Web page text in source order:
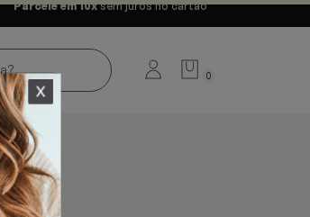
Parcele em 10xsem juros no cartão
0